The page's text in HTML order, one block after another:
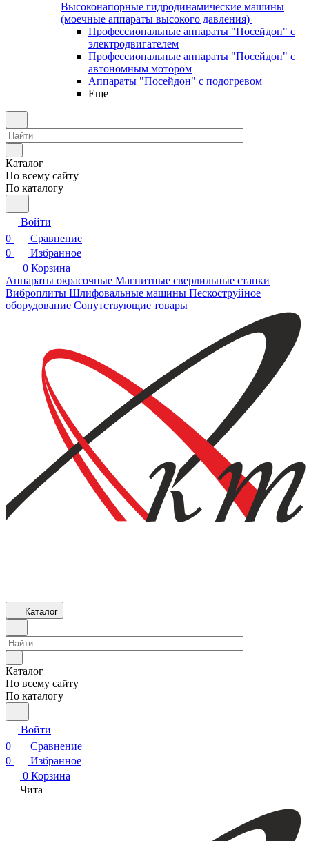
Высоконапорные гидродинамические машины
(моечные аппараты высокого давления)
Профессиональные аппараты "Посейдон" с
электродвигателем
Профессиональные аппараты "Посейдон" с
автономным мотором
Аппараты "Посейдон" с подогревом
Еще
Каталог
По всему сайту
По каталогу
Войти
0
Сравнение
0
Избранное
0 Корзина
Аппараты окрасочные Магнитные сверлильные станки
Виброплиты Шлифовальные машины Пескоструйное
оборудование Сопутствующие товары
Каталог
Каталог
По всему сайту
По каталогу
Войти
0
Сравнение
0
Избранное
0 Корзина
Чита